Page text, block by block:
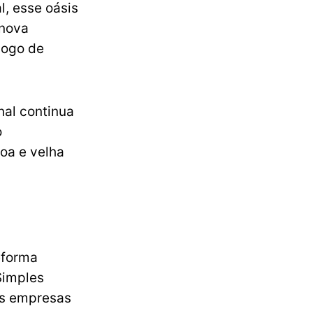
esse oásis
de
continua
e velha
empresas